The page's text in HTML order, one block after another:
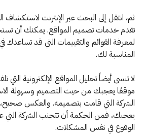
ثم، انتقل إلى البحث عبر الإنترنت لاستكشاف
تقدم خدمات تصميم المواقع. يمكنك أن
لمعرفة القوائم والتقييمات التي قد تساعدك
المناسبة لك.
لا تنسى أيضاً تحليل المواقع الإلكترونية
موقعًا يعجبك من حيث التصميم وسهولة
الشركة التي قامت بتصميمه. والعكس
يعجبك، فمن الحكمة أن تتجنب الشركة
الوقوع في نفس المشكلات.